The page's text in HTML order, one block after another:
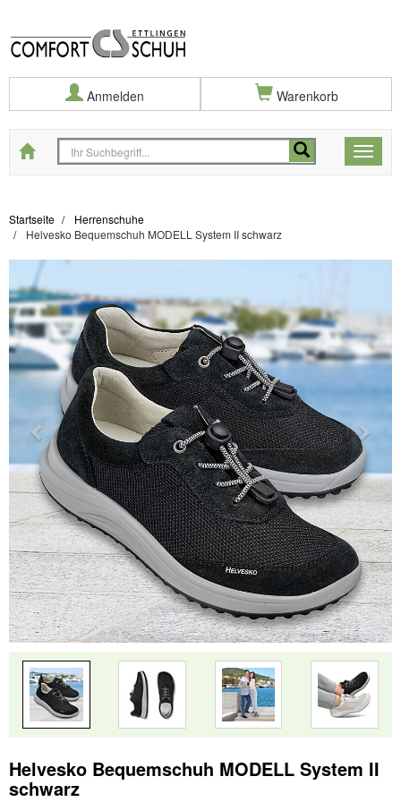
Anmelden Warenkorb
Toggle
Startseite
Startseite
Herrenschuhe
Helvesko Bequemschuh MODELL System II schwarz
Helvesko Bequemschuh MODELL System II
schwarz